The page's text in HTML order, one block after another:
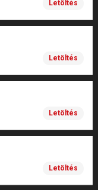
Letöltés
Letöltés
Letöltés
Letöltés